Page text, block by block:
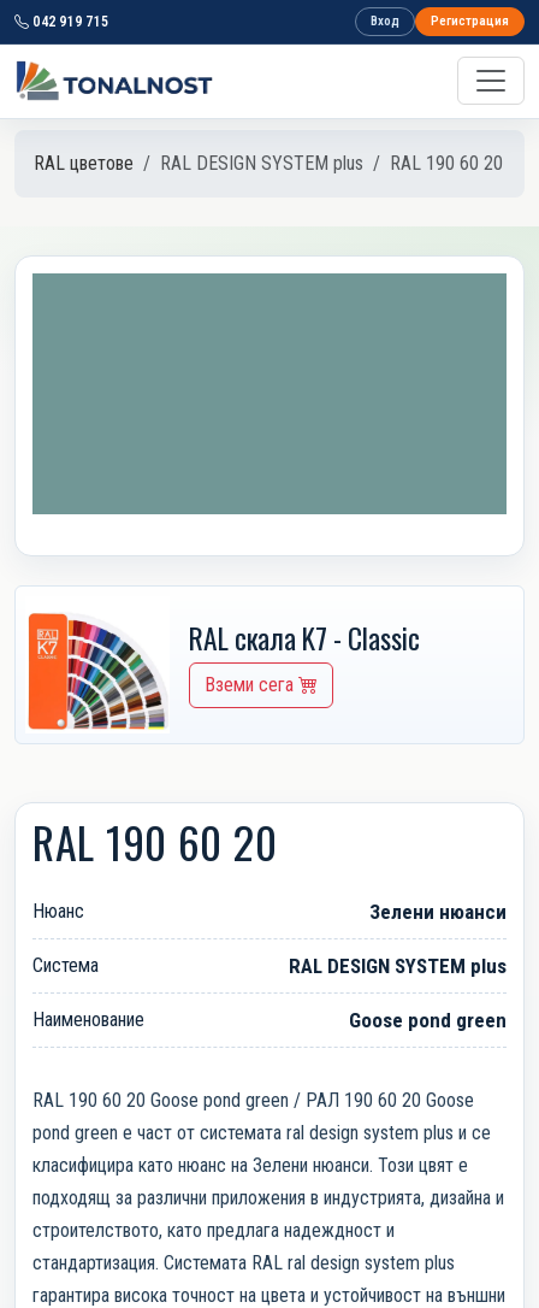
042 919 715 Вход Регистрация
RAL цветове RAL DESIGN SYSTEM plus RAL 190 60 20
RAL скала K7 - Classic
Вземи сега
RAL 190 60 20
Нюанс Зелени нюанси
Система RAL DESIGN SYSTEM plus
Наименование Goose pond green
RAL 190 60 20 Goose pond green / РАЛ 190 60 20 Goose
pond green е част от системата ral design system plus и се
класифицира като нюанс на Зелени нюанси. Този цвят е
подходящ за различни приложения в индустрията, дизайна и
строителството, като предлага надеждност и
стандартизация. Системата RAL ral design system plus
гарантира висока точност на цвета и устойчивост на външни